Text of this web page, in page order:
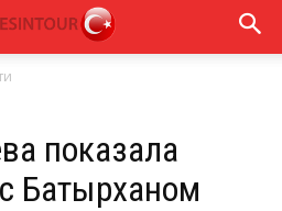
показала
Батырханом